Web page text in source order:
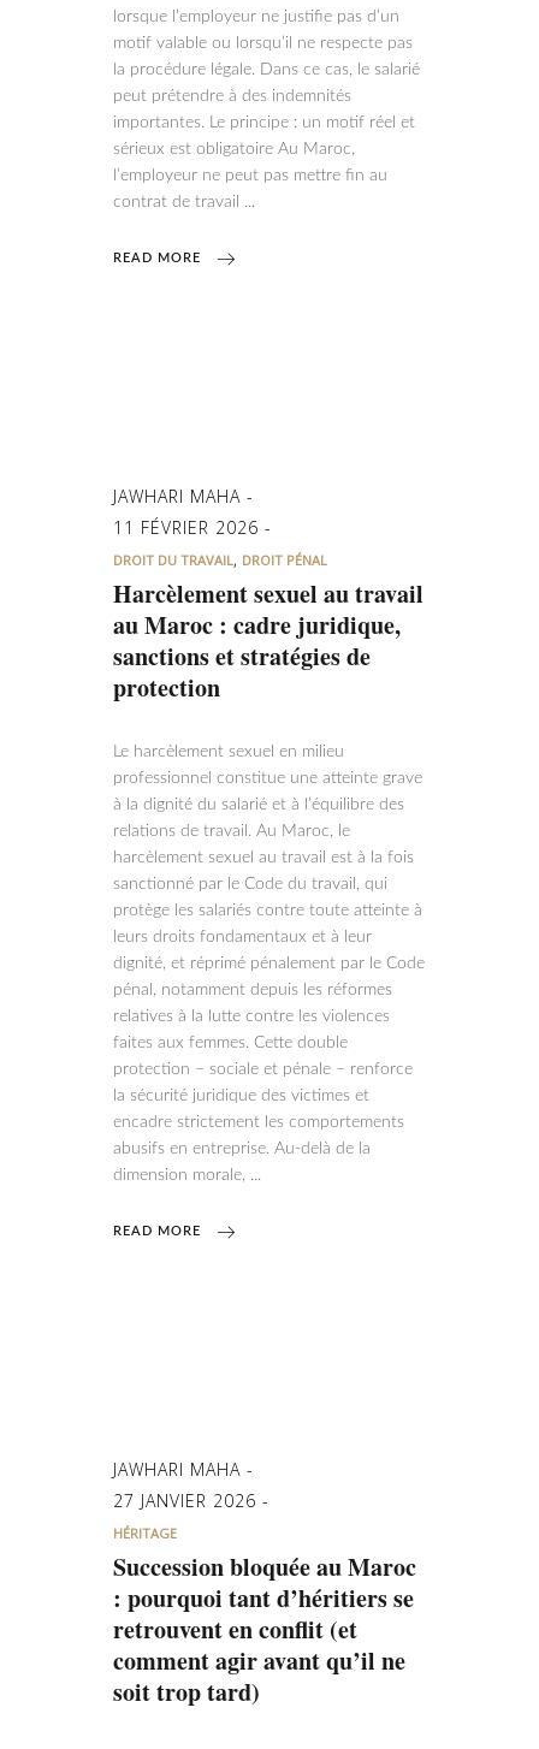
lorsque l’employeur ne justifie pas d’un
motif valable ou lorsqu’il ne respecte pas
la procédure légale. Dans ce cas, le salarié
peut prétendre à des indemnités
importantes. Le principe : un motif réel et
sérieux est obligatoire Au Maroc,
l’employeur ne peut pas mettre fin au
contrat de travail
READ MORE
JAWHARI MAHA
11 FÉVRIER 2026
DROIT DU TRAVAIL, DROIT PÉNAL
Harcèlement sexuel au travail
au Maroc : cadre juridique,
sanctions et stratégies de
protection
Le harcèlement sexuel en milieu
professionnel constitue une atteinte grave
à la dignité du salarié et à l’équilibre des
relations de travail. Au Maroc, le
harcèlement sexuel au travail est à la fois
sanctionné par le Code du travail, qui
protège les salariés contre toute atteinte à
leurs droits fondamentaux et à leur
dignité, et réprimé pénalement par le Code
pénal, notamment depuis les réformes
relatives à la lutte contre les violences
faites aux femmes. Cette double
protection – sociale et pénale – renforce
la sécurité juridique des victimes et
encadre strictement les comportements
abusifs en entreprise. Au-delà de la
dimension morale,
READ MORE
JAWHARI MAHA
27 JANVIER 2026
HÉRITAGE
Succession bloquée au Maroc
: pourquoi tant d’héritiers se
retrouvent en conflit (et
comment agir avant qu’il ne
soit trop tard)